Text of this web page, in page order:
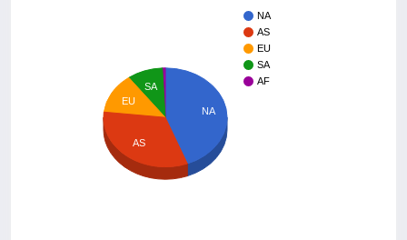
NA
AS
EU
SA
AF
NA
SA
EU
AS